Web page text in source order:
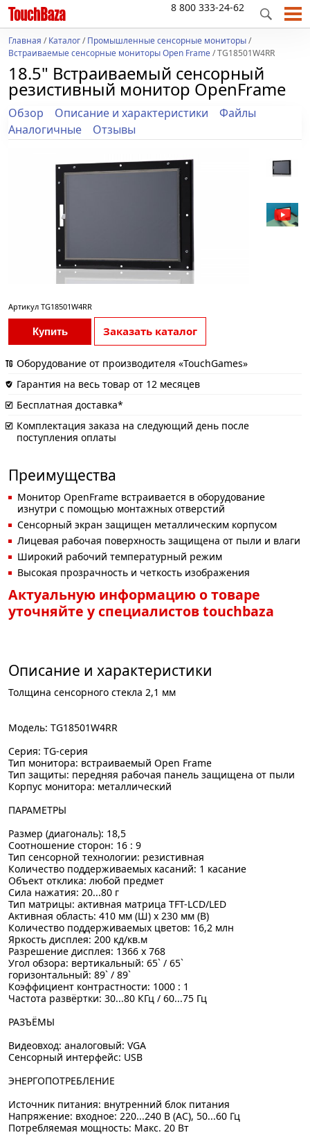
8 800 333-24-62
Главная /Каталог/Промышленные сенсорные мониторы/
Встраиваемые сенсорные мониторы Open Frame/ TG18501W4RR
18.5" Встраиваемый сенсорный
резистивный монитор OpenFrame
Обзор Описание и характеристики
Файлы
Аналогичные
Отзывы
Артикул TG18501W4RR
Купить Заказать каталог
Оборудование от производителя «TouchGames»
Гарантия на весь товар от 12 месяцев
Бесплатная доставка*
Комплектация заказа на следующий день после
поступления оплаты
Преимущества
Монитор OpenFrame встраивается в оборудование
изнутри с помощью монтажных отверстий
Сенсорный экран защищен металлическим корпусом
Лицевая рабочая поверхность защищена от пыли и влаги
Широкий рабочий температурный режим
Высокая прозрачность и четкость изображения
Актуальную информацию о товаре
уточняйте у специалистов touchbaza
Описание и характеристики
Толщина сенсорного стекла 2,1 мм
Модель: TG18501W4RR
Серия: TG-серия
Тип монитора: встраиваемый Open Frame
Тип защиты: передняя рабочая панель защищена от пыли
Корпус монитора: металлический
ПАРАМЕТРЫ
Размер (диагональ): 18,5
Соотношение сторон: 16 : 9
Тип сенсорной технологии: резистивная
Количество поддерживаемых касаний: 1 касание
Объект отклика: любой предмет
Сила нажатия: 20...80 г
Тип матрицы: активная матрица TFT-LCD/LED
Активная область: 410 мм (Ш) x 230 мм (В)
Количество поддерживаемых цветов: 16,2 млн
Яркость дисплея: 200 кд/кв.м
Разрешение дисплея: 1366 x 768
Угол обзора: вертикальный: 65` / 65`
горизонтальный: 89` / 89`
Коэффициент контрастности: 1000 : 1
Частота развёртки: 30...80 КГц / 60...75 Гц
РАЗЪЁМЫ
Видеовход: аналоговый: VGA
Сенсорный интерфейс: USB
ЭНЕРГОПОТРЕБЛЕНИЕ
Источник питания: внутренний блок питания
Напряжение: входное: 220...240 В (AC), 50...60 Гц
Потребляемая мощность: Mакс. 20 Вт